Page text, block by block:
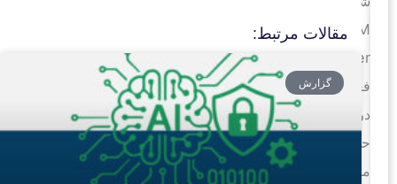
XM
فعال
حوزه
مدیریت
مقالات مرتبط:
گزارش